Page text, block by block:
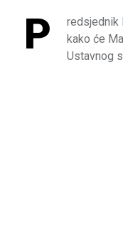
P
redsjednik
kako će
Ustavnog